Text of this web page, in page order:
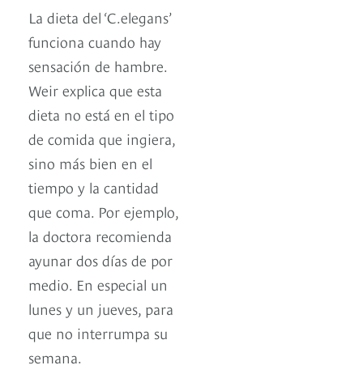
La dieta del ‘C.elegans’
funciona cuando hay
sensación de hambre.
Weir explica que esta
dieta no está en el tipo
de comida que ingiera,
sino más bien en el
tiempo y la cantidad
que coma. Por ejemplo,
la doctora recomienda
ayunar dos días de por
medio. En especial un
lunes y un jueves, para
que no interrumpa su
semana.